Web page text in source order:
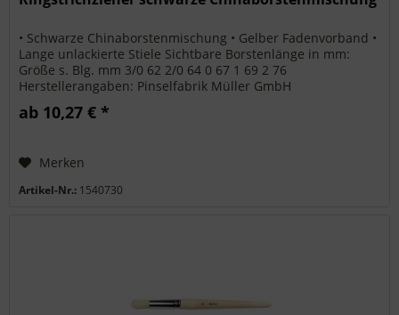
• Schwarze Chinaborstenmischung • Gelber Fadenvorband •
Lange unlackierte Stiele Sichtbare Borstenlänge in mm:
Größe s. Blg. mm 3/0 62 2/0 64 0 67 1 69 2 76
Herstellerangaben: Pinselfabrik Müller GmbH
ab 10,27 € *
Merken
Artikel-Nr.: 1540730